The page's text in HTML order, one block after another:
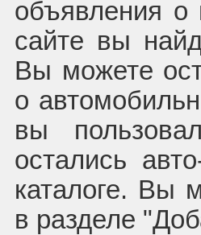
объявления
сайте вы
Вы можете
о
вы
остались
каталоге. Вы
в разделе